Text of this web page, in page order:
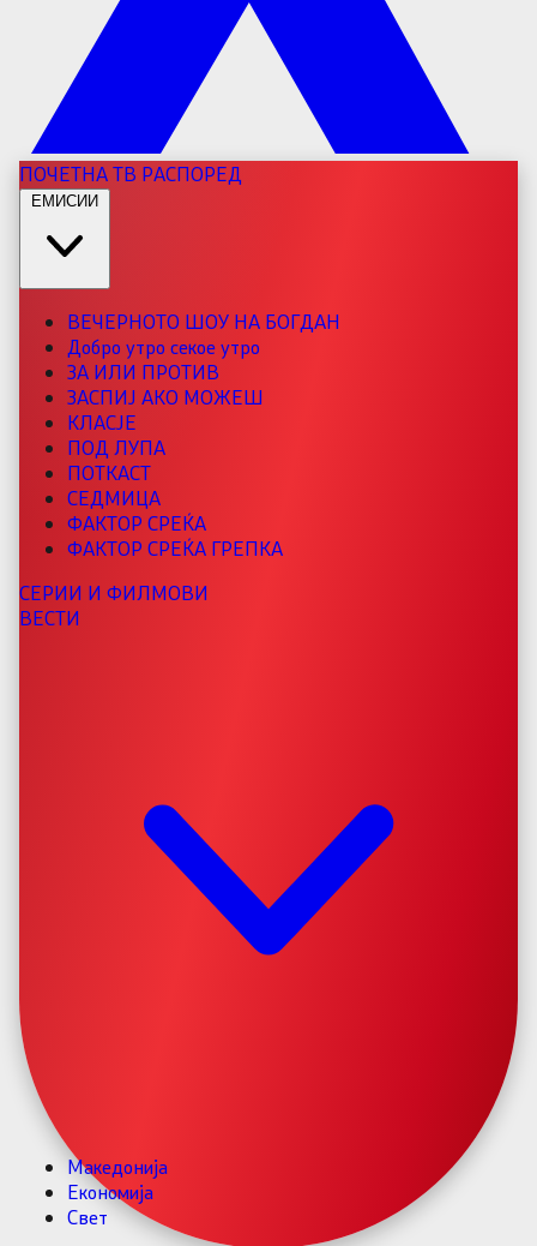
ПОЧЕТНАТВ РАСПОРЕД
ЕМИСИИ
ВЕЧЕРНОТО ШОУ НА БОГДАН
Добро утро секое утро
ЗА ИЛИ ПРОТИВ
ЗАСПИЈ АКО МОЖЕШ
КЛАСЈЕ
ПОД ЛУПА
ПОТКАСТ
СЕДМИЦА
ФАКТОР СРЕЌА
ФАКТОР СРЕЌА ГРЕПКА
СЕРИИ И ФИЛМОВИ
ВЕСТИ
Македонија
Економија
Свет